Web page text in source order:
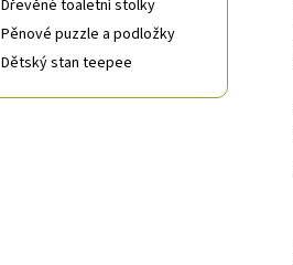
Dřevěné toaletní stolky
Pěnové puzzle a podložky
Dětský stan teepee